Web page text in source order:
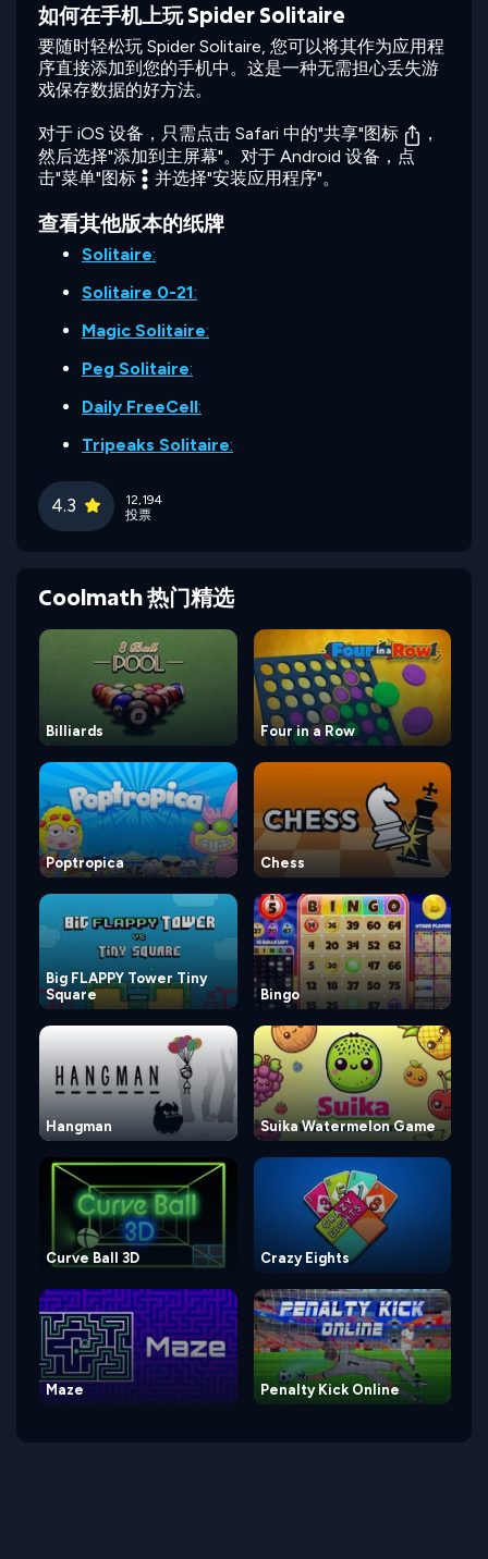
如何在手机上玩 Spider Solitaire
要随时轻松玩 Spider Solitaire, 您可以将其作为应用程
序直接添加到您的手机中。这是一种无需担心丢失游
戏保存数据的好方法。
对于 iOS 设备，只需点击 Safari 中的"共享"图标
，
然后选择"添加到主屏幕"。对于 Android 设备，点
击"菜单"图标
并选择"安装应用程序"。
查看其他版本的纸牌
Solitaire:
Solitaire 0-21:
Magic Solitaire:
Peg Solitaire:
Daily FreeCell:
Tripeaks Solitaire:
4.3
12,194
投票
Coolmath 热门精选
Billiards Four in a Row
Poptropica Chess
Big FLAPPY Tower Tiny
Square
Bingo
Hangman Suika Watermelon Game
Curve Ball 3D Crazy Eights
Maze Penalty Kick Online